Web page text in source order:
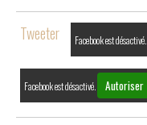
Tweeter Facebook est désactivé.
Facebook est désactivé. Autoriser